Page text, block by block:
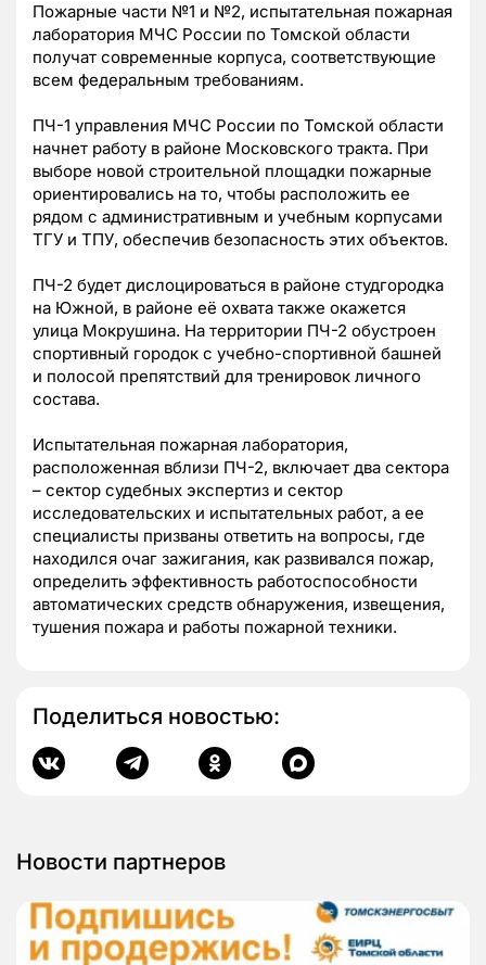
Пожарные части №1 и №2, испытательная пожарная
лаборатория МЧС России по Томской области
получат современные корпуса, соответствующие
всем федеральным требованиям.
ПЧ-1 управления МЧС России по Томской области
начнет работу в районе Московского тракта. При
выборе новой строительной площадки пожарные
ориентировались на то, чтобы расположить ее
рядом с административным и учебным корпусами
ТГУ и ТПУ, обеспечив безопасность этих объектов.
ПЧ-2 будет дислоцироваться в районе студгородка
на Южной, в районе её охвата также окажется
улица Мокрушина. На территории ПЧ-2 обустроен
спортивный городок с учебно-спортивной башней
и полосой препятствий для тренировок личного
состава.
Испытательная пожарная лаборатория,
расположенная вблизи ПЧ-2, включает два сектора
– сектор судебных экспертиз и сектор
исследовательских и испытательных работ, а ее
специалисты призваны ответить на вопросы, где
находился очаг зажигания, как развивался пожар,
определить эффективность работоспособности
автоматических средств обнаружения, извещения,
тушения пожара и работы пожарной техники.
Поделиться новостью:
Новости партнеров